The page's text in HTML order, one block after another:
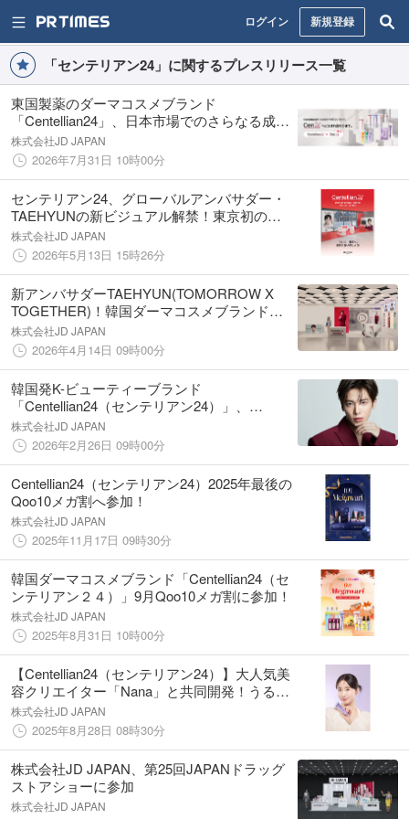
ログイン 新規登録
「センテリアン24」に関するプレスリリース一覧
東国製薬のダーマコスメブランド
「Centellian24」、日本市場でのさらなる成長
に向け「Cen24」へリブランディング
株式会社JD JAPAN
2026年7月31日 10時00分
センテリアン24、グローバルアンバサダー・
TAEHYUNの新ビジュアル解禁！東京初の単
独ポップアップストアを@cosme TOKYOで
開催
株式会社JD JAPAN
2026年5月13日 15時26分
新アンバサダーTAEHYUN(TOMORROW X
TOGETHER)！韓国ダーマコスメブランド
「Centellian24」が@cosme NAGOYAで4/15～
21まで期間限定POP UPを開催！
株式会社JD JAPAN
2026年4月14日 09時00分
韓国発K-ビューティーブランド
「Centellian24（センテリアン24）」、
TOMORROW X TOGETHER・
TAEHYUN（テヒョン）を新グローバルアン
バサダーに起用
株式会社JD JAPAN
2026年2月26日 09時00分
Centellian24（センテリアン24）2025年最後の
Qoo10メガ割へ参加！
株式会社JD JAPAN
2025年11月17日 09時30分
韓国ダーマコスメブランド「Centellian24（セ
ンテリアン２４）」9月Qoo10メガ割に参加！
株式会社JD JAPAN
2025年8月31日 10時00分
【Centellian24（センテリアン24）】大人気美
容クリエイター「Nana」と共同開発！うるお
いとハリ感をサポートする新クリーム「エキ
スパートマデカクリームアクティブレニュー
PDRN」発売
株式会社JD JAPAN
2025年8月28日 08時30分
株式会社JD JAPAN、第25回JAPANドラッグ
ストアショーに参加
株式会社JD JAPAN